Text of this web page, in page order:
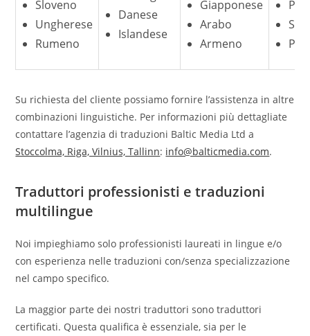
Sloveno
Ungherese
Rumeno
Danese
Islandese
Giapponese
Arabo
Armeno
Su richiesta del cliente possiamo fornire l’assistenza in altre
combinazioni linguistiche. Per informazioni più dettagliate
contattare l’agenzia di traduzioni Baltic Media Ltd a
Stoccolma, Riga, Vilnius, Tallinn: info@balticmedia.com.
Traduttori professionisti e traduzioni
multilingue
Noi impieghiamo solo professionisti laureati in lingue e/o
con esperienza nelle traduzioni con/senza specializzazione
nel campo specifico.
La maggior parte dei nostri traduttori sono traduttori
certificati. Questa qualifica è essenziale, sia per le